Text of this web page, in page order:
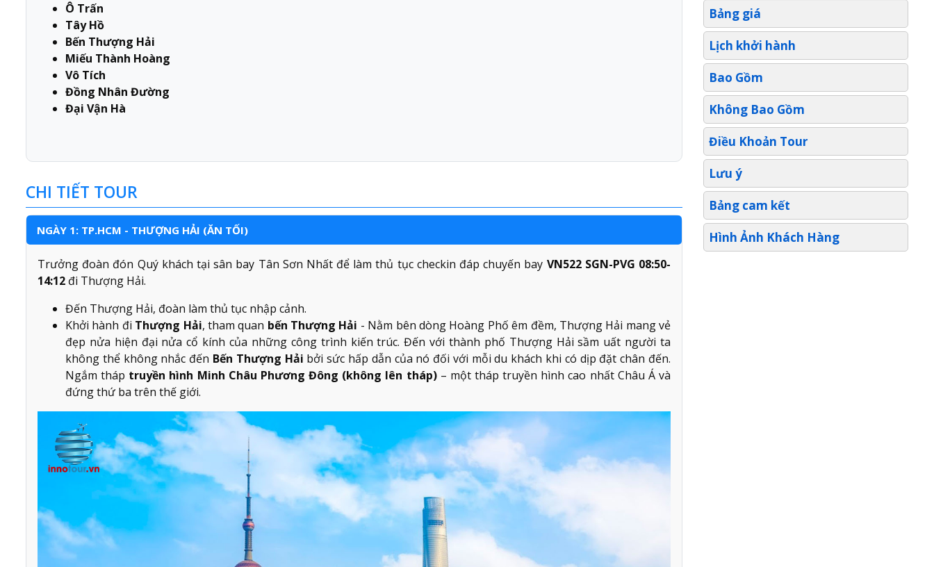
Ô Trấn
Tây Hồ
Bến Thượng Hải
Miếu Thành Hoàng
Vô Tích
Đồng Nhân Đường
Đại Vận Hà
CHI TIẾT TOUR
NGÀY 1: TP.HCM - THƯỢNG HẢI (ĂN TỐI)
Trưởng đoàn đón Quý khách tại sân bay Tân Sơn Nhất để làm thủ tục checkin đáp chuyến bay VN522 SGN-PVG 08:50-
14:12 đi Thượng Hải.
Đến Thượng Hải, đoàn làm thủ tục nhập cảnh.
Khởi hành đi Thượng Hải, tham quan bến Thượng Hải - Nằm bên dòng Hoàng Phố êm đềm, Thượng Hải mang vẻ
đẹp nửa hiện đại nửa cổ kính của những công trình kiến trúc. Đến với thành phố Thượng Hải sầm uất người ta
không thể không nhắc đến Bến Thượng Hải bởi sức hấp dẫn của nó đối với mỗi du khách khi có dịp đặt chân đến.
Ngắm tháp truyền hình Minh Châu Phương Đông (không lên tháp)– một tháp truyền hình cao nhất Châu Á và
đứng thứ ba trên thế giới.
Bảng giá
Lịch khởi hành
Bao Gồm
Không Bao Gồm
Điều Khoản Tour
Lưu ý
Bảng cam kết
Hình Ảnh Khách Hàng